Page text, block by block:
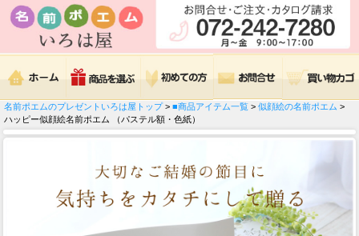
名前ポエムのプレゼントいろは屋トップ> ■商品アイテム一覧 > 似顔絵の名前ポエム >
ハッピー似顔絵名前ポエム （パステル額・色紙）